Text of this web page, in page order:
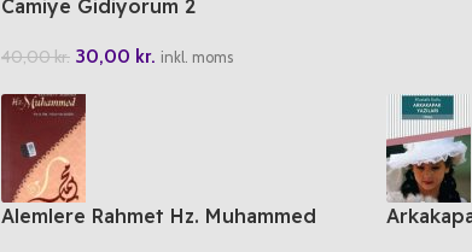
Camiye Gidiyorum 2
40,00kr. 30,00 kr. inkl. moms
Alemlere Rahmet Hz. Muhammed